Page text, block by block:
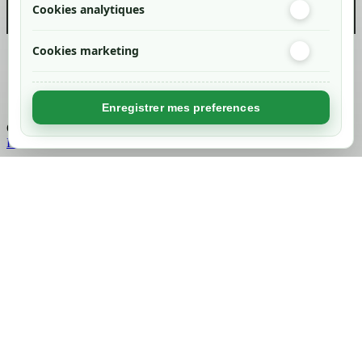
Cookies analytiques
Cookies marketing
Enregistrer mes preferences
Created byNageoconcept
Chargement...
Retour en haut